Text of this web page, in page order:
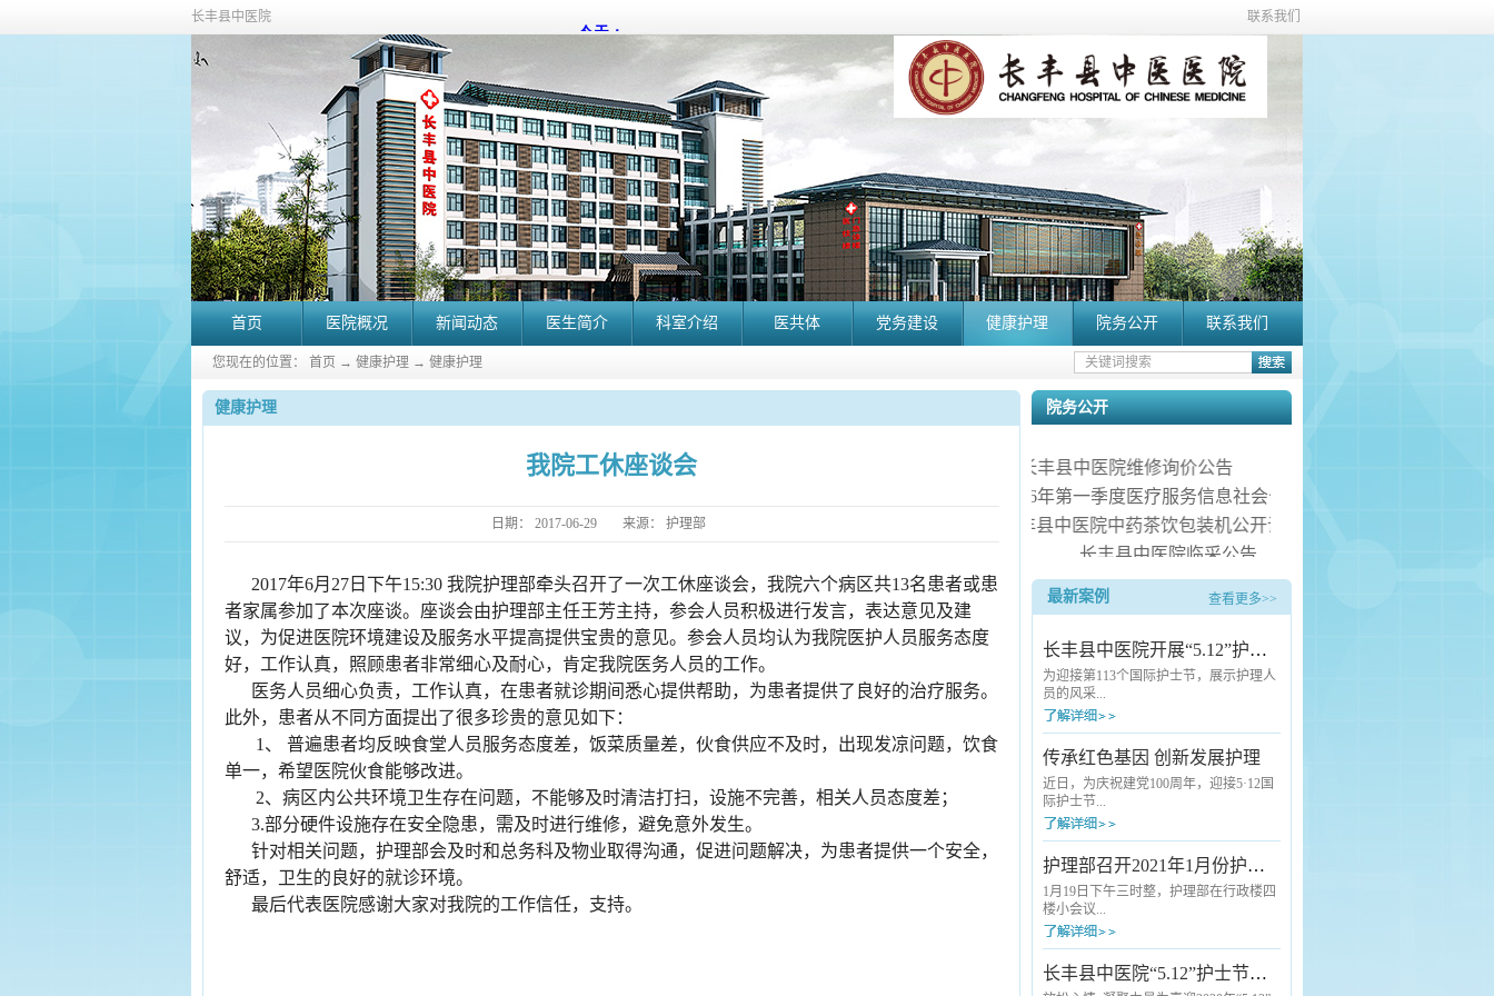
长丰县中医院 联系我们
首页 医院概况 新闻动态 医生简介 科室介绍 医共体 党务建设 健康护理 院务公开 联系我们
您现在的位置： 首页 → 健康护理 → 健康护理
院务公开
长丰县中医院维修询价公告
长丰县中医院2026年第一季度医疗服务信息社会公开
长丰县中医院中药茶饮包装机公开询价公告
长丰县中医院临采公告
长丰县中医院询价公告
长丰县中医院病房电热水器安装服务项目（二次） 中标候选人公
最新案例 查看更多>>
长丰县中医院开展“5.12”护士节活动
为迎接第113个国际护士节，展示护理人
员的风采...
，充分激发护理工作者对护理事业的热
爱，长丰县中医院于5月10号下午举行以
“白衣天使 守护健康”为主题的“护理核心
制度”知识竞赛活。本次活动由副院长洪
邦主持，党总支书记翟江华、副院长轩
江华代表医院向全院护理工作者致以节
日的问候和诚挚的祝福。他指出，中医
院发展道路上的每次突破、取得的每项
成就都离不开护理工作者的...
传承红色基因 创新发展护理
近日，为庆祝建党100周年，迎接5·12国
际护士节...
，长丰县中医院组织护理人员分批开展
以“传承红色基因 创新发展护理”为主题
的红色拓展训练。历史是最好的教科
书。首先大家来到新四军江北指挥部纪
念馆参观学习。在讲解员的引领下通过
史讲解等多种形式，了解到江北指挥部
将士不畏艰难困苦、不怕流血牺牲的伟
护理部召开2021年1月份护士长例会
1月19日下午三时整，护理部在行政楼四
楼小会议...
室召开1月份护士长例会,会议由护理部主
任王芳主持、各科室护士长参加会议。
长丰县中医院“5.12”护士节户外拓展训练活动
健康护理
我院工休座谈会
日期： 2017-06-29 来源： 护理部
2017年6月27日下午15:30 我院护理部牵头召开了一次工休座谈会，我院六个病区共13名患者或患
者家属参加了本次座谈。座谈会由护理部主任王芳主持，参会人员积极进行发言，表达意见及建
议，为促进医院环境建设及服务水平提高提供宝贵的意见。参会人员均认为我院医护人员服务态度
好，工作认真，照顾患者非常细心及耐心，肯定我院医务人员的工作。
医务人员细心负责，工作认真，在患者就诊期间悉心提供帮助，为患者提供了良好的治疗服务。
此外，患者从不同方面提出了很多珍贵的意见如下：
1、 普遍患者均反映食堂人员服务态度差，饭菜质量差，伙食供应不及时，出现发凉问题，饮食
单一，希望医院伙食能够改进。
2、病区内公共环境卫生存在问题，不能够及时清洁打扫，设施不完善，相关人员态度差；
3.部分硬件设施存在安全隐患，需及时进行维修，避免意外发生。
针对相关问题，护理部会及时和总务科及物业取得沟通，促进问题解决，为患者提供一个安全，
舒适，卫生的良好的就诊环境。
最后代表医院感谢大家对我院的工作信任，支持。